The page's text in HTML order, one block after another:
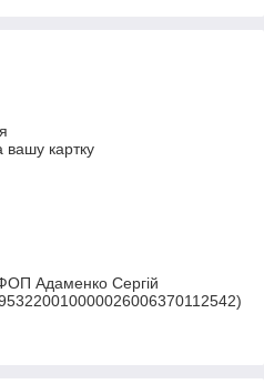
вашу картку
Адаменко Сергій